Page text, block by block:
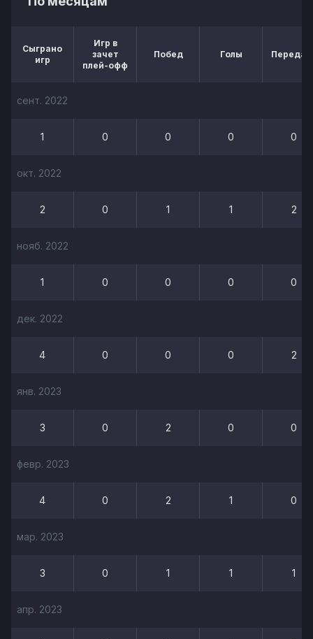
Сыграно
игр
Игр в
зачет
плей-офф
Побед Голы
сент. 2022
1 0 0 0 0
окт. 2022
2 0 1 1 2
нояб. 2022
1 0 0 0 0
дек. 2022
4 0 0 0 2
янв. 2023
3 0 2 0 0
февр. 2023
4 0 2 1 0
мар. 2023
3 0 1 1 1
апр. 2023